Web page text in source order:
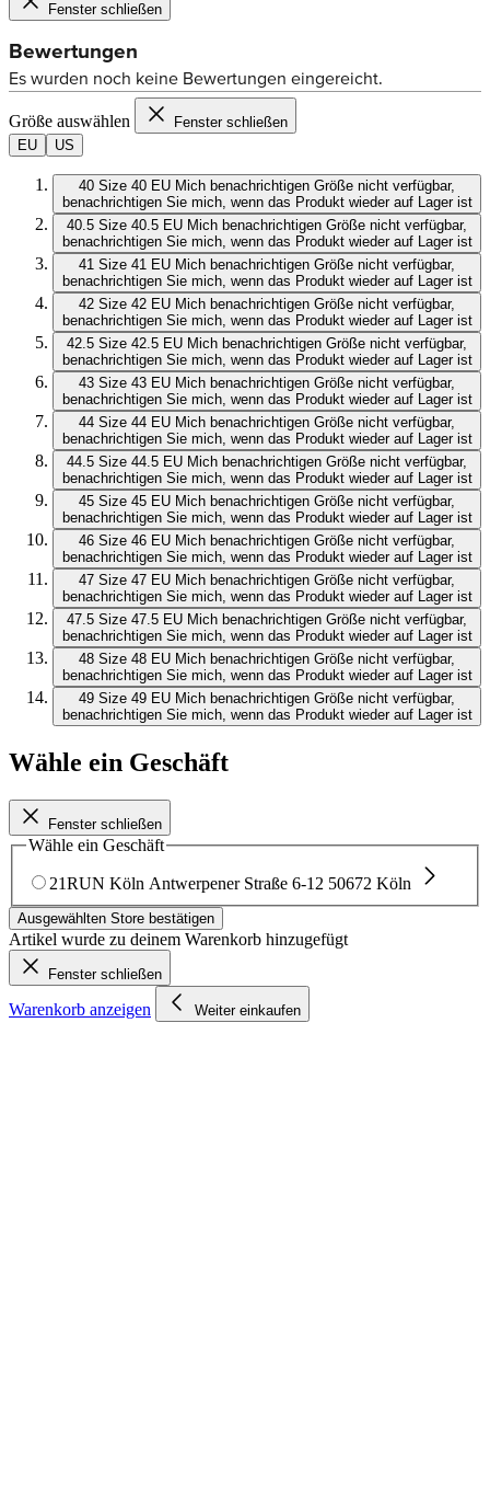
Fenster schließen
Größe auswählen
Fenster schließen
EU
US
40 Size 40 EU Mich benachrichtigen Größe nicht verfügbar,
benachrichtigen Sie mich, wenn das Produkt wieder auf Lager ist
40.5 Size 40.5 EU Mich benachrichtigen Größe nicht verfügbar,
benachrichtigen Sie mich, wenn das Produkt wieder auf Lager ist
41 Size 41 EU Mich benachrichtigen Größe nicht verfügbar,
benachrichtigen Sie mich, wenn das Produkt wieder auf Lager ist
42 Size 42 EU Mich benachrichtigen Größe nicht verfügbar,
benachrichtigen Sie mich, wenn das Produkt wieder auf Lager ist
42.5 Size 42.5 EU Mich benachrichtigen Größe nicht verfügbar,
benachrichtigen Sie mich, wenn das Produkt wieder auf Lager ist
43 Size 43 EU Mich benachrichtigen Größe nicht verfügbar,
benachrichtigen Sie mich, wenn das Produkt wieder auf Lager ist
44 Size 44 EU Mich benachrichtigen Größe nicht verfügbar,
benachrichtigen Sie mich, wenn das Produkt wieder auf Lager ist
44.5 Size 44.5 EU Mich benachrichtigen Größe nicht verfügbar,
benachrichtigen Sie mich, wenn das Produkt wieder auf Lager ist
45 Size 45 EU Mich benachrichtigen Größe nicht verfügbar,
benachrichtigen Sie mich, wenn das Produkt wieder auf Lager ist
46 Size 46 EU Mich benachrichtigen Größe nicht verfügbar,
benachrichtigen Sie mich, wenn das Produkt wieder auf Lager ist
47 Size 47 EU Mich benachrichtigen Größe nicht verfügbar,
benachrichtigen Sie mich, wenn das Produkt wieder auf Lager ist
47.5 Size 47.5 EU Mich benachrichtigen Größe nicht verfügbar,
benachrichtigen Sie mich, wenn das Produkt wieder auf Lager ist
48 Size 48 EU Mich benachrichtigen Größe nicht verfügbar,
benachrichtigen Sie mich, wenn das Produkt wieder auf Lager ist
49 Size 49 EU Mich benachrichtigen Größe nicht verfügbar,
benachrichtigen Sie mich, wenn das Produkt wieder auf Lager ist
Wähle ein Geschäft
Fenster schließen
Wähle ein Geschäft
21RUN Köln Antwerpener Straße 6-12 50672 Köln
Ausgewählten Store bestätigen
Artikel wurde zu deinem Warenkorb hinzugefügt
Fenster schließen
Warenkorb anzeigen Weiter einkaufen